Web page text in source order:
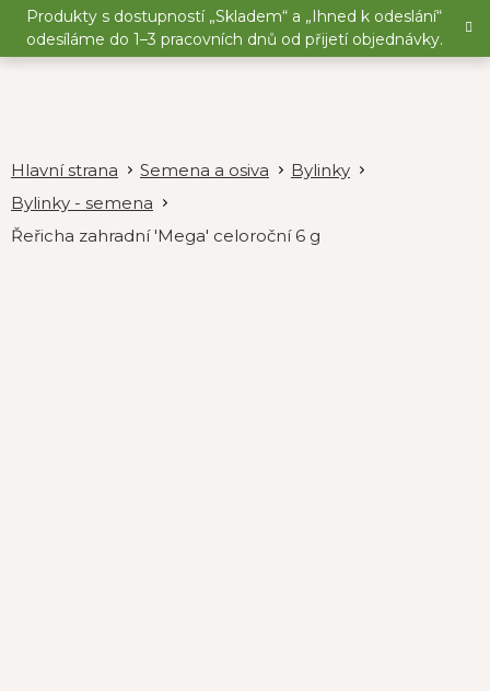
Přejít
obsah
Produkty s dostupností „Skladem“ a „Ihned k odeslání“
odesíláme do 1–3 pracovních dnů od přijetí objednávky.
Semena a osiva
Bylinky
Bylinky - semena
Řeřicha zahradní 'Mega' celoroční 6 g